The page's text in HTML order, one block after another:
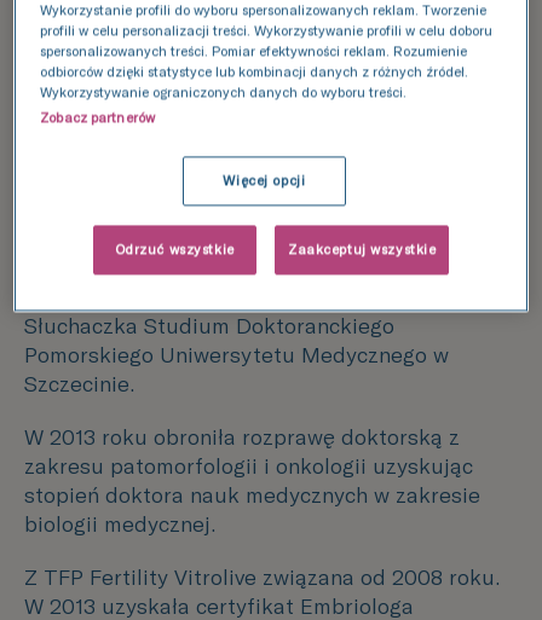
Wykształcenie i
doświadczenie
W 2006 r. uzyskała tytuł licencjata, a w 2008 r.
Słuchaczka Studium Doktoranckiego
Pomorskiego Uniwersytetu Medycznego w
Szczecinie.
W 2013 roku obroniła rozprawę doktorską z
zakresu patomorfologii i onkologii uzyskując
stopień doktora nauk medycznych w zakresie
biologii medycznej.
Z TFP Fertility Vitrolive związana od 2008 roku.
W 2013 uzyskała certyfikat Embriologa
Wykorzystanie profili do wyboru spersonalizowanych reklam. Tworzenie
profili w celu personalizacji treści. Wykorzystywanie profili w celu doboru
spersonalizowanych treści. Pomiar efektywności reklam. Rozumienie
odbiorców dzięki statystyce lub kombinacji danych z różnych źródeł.
Wykorzystywanie ograniczonych danych do wyboru treści.
Zobacz partnerów
Więcej opcji
Odrzuć wszystkie Zaakceptuj wszystkie